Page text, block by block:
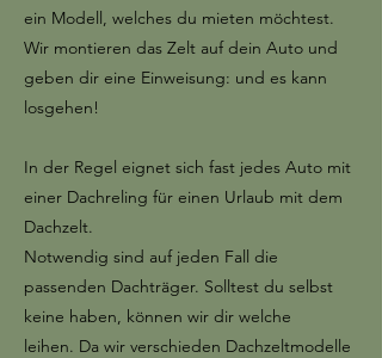
ein Modell, welches du mieten möchtest.
Wir montieren das Zelt auf dein Auto und
geben dir eine Einweisung: und es kann
losgehen!
In der Regel eignet sich fast jedes Auto mit
einer Dachreling für einen Urlaub mit dem
Dachzelt.
Notwendig sind auf jeden Fall die
passenden Dachträger. Solltest du selbst
keine haben, können wir dir welche
leihen. Da wir verschieden Dachzeltmodelle